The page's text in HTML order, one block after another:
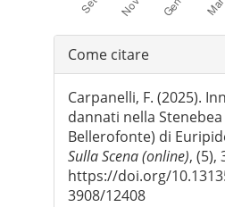
Dettagli
dell'articolo
Come citare
Carpanelli, F. (2025).
dannati nella Stenebea
Bellerofonte) di
Sulla Scena (online), (5),
https://doi.org/
3908/12408